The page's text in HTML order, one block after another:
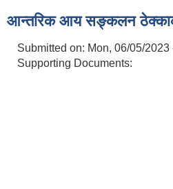
आन्तरिक आय सङ्कलन
Submitted on: Mon, 06/05/2023
Supporting Documents: